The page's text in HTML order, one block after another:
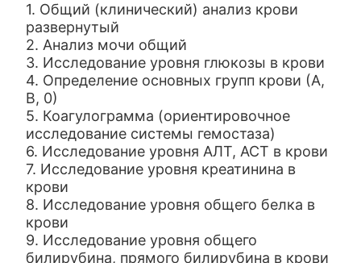
1. Общий (клинический) анализ крови
развернутый
2. Анализ мочи общий
3. Исследование уровня глюкозы в крови
4. Определение основных групп крови (А,
В, 0)
5. Коагулограмма (ориентировочное
исследование системы гемостаза)
6. Исследование уровня АЛТ, АСТ в крови
7. Исследование уровня креатинина в
крови
8. Исследование уровня общего белка в
крови
9. Исследование уровня общего
билирубина, прямого билирубина в крови